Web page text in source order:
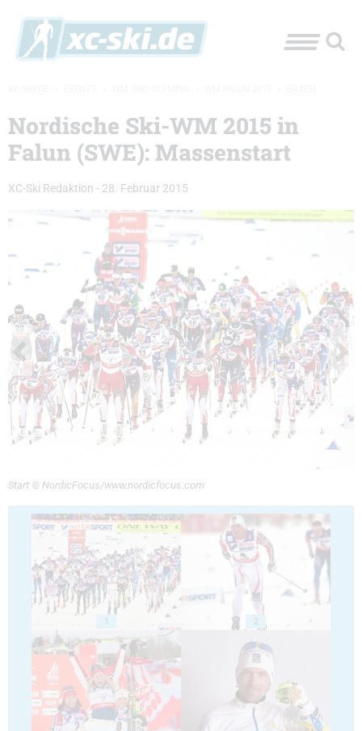
Nordische Ski-WM 2015 in
Falun (SWE): Massenstart
XC-Ski Redaktion - 28. Februar 2015
Start © NordicFocus/www.nordicfocus.com
1 2